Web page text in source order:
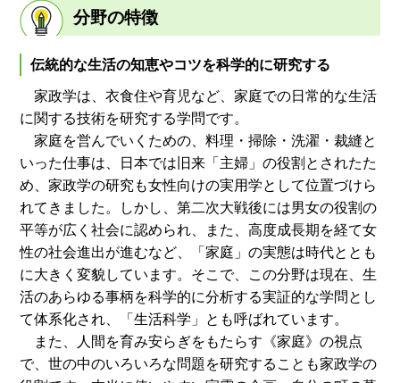
分野の特徴
伝統的な生活の知恵やコツを科学的に研究する
家政学は、衣食住や育児など、家庭での日常的な生活
に関する技術を研究する学問です。
家庭を営んでいくための、料理・掃除・洗濯・裁縫と
いった仕事は、日本では旧来「主婦」の役割とされたた
め、家政学の研究も女性向けの実用学として位置づけら
れてきました。しかし、第二次大戦後には男女の役割の
平等が広く社会に認められ、また、高度成長期を経て女
性の社会進出が進むなど、「家庭」の実態は時代ととも
に大きく変貌しています。そこで、この分野は現在、生
活のあらゆる事柄を科学的に分析する実証的な学問とし
て体系化され、「生活科学」とも呼ばれています。
また、人間を育み安らぎをもたらす《家庭》の視点
で、世の中のいろいろな問題を研究することも家政学の